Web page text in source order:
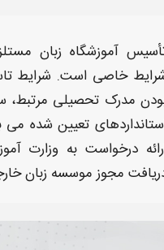
آموزشگاه زبان
خاصی است. شرایط
مدرک تحصیلی مرتبط،
تعیین شده می
درخواست به وزارت
مجوز موسسه زبان